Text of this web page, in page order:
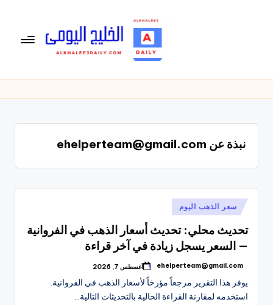
خ
ال
م
ى
متابعة
الخليج
,
والسياسية
والاقتصادية.
نبذة عن ehelperteam@gmail.com
نُشر
في
سعر الذهب اليوم
تحديث محلي: تحديث أسعار الذهب في الفروانية
— السعر يسجل زيادة في آخر قراءة
تمّ
بواسطة
ehelperteam@gmail.com أغسطس 7, 2026
يوفر هذا التقرير مرجعاً مؤرخاً لأسعار الذهب في الفروانية.
استخدمه لمقارنة القراءة الحالية بالتحديثات التالية…